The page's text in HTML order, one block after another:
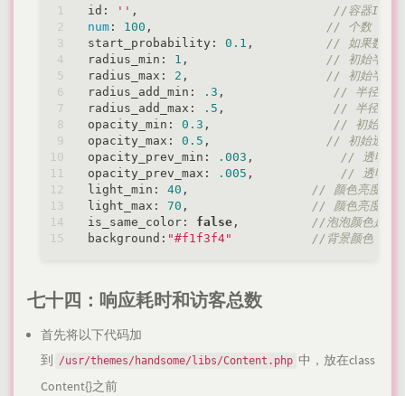
id: '' , //容器ID
num : 100 , // 个数
start_probability: 0.1 , // 如果数量小
radius_min: 1 , // 初始半径
radius_max: 2 , // 初始半径
radius_add_min:
.3 , // 半径增加
radius_add_max:
.5 , // 半径增加
opacity_min: 0.3 , // 初始透明
opacity_max: 0.5 , // 初始透明
opacity_prev_min:
.003 , // 透明度
opacity_prev_max:
.005 , // 透明度
light_min: 40 , // 颜色亮度最小
light_max: 70 , // 颜色亮度最大
is_same_color: false , //泡泡颜色是否
background: "#f1f3f4" //背景颜色
七十四：响应耗时和访客总数
首先将以下代码加
到
/usr/themes/handsome/libs/Content.php 中，放在class
Content{}之前